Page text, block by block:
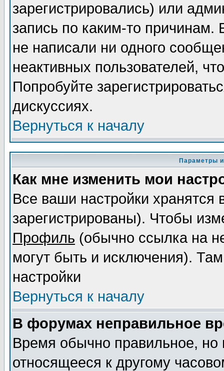
зарегистрировались) или
запись по каким-то
не написали ни одного
неактивных пользователей,
Попробуйте
дискуссиях.
Вернуться к началу
Параметры
Как мне изменить мои
Все ваши настройки
зарегистрированы). Чтобы
Профиль (обычно ссылка на
могут быть и исключения).
настройки
Вернуться к началу
В форумах неправильное
Время обычно правильное,
относящееся к другому